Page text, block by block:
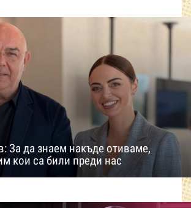
За да знаем накъде отиваме,
кои са били преди нас